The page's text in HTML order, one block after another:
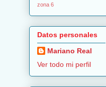
zona 6
Datos personales
Mariano Real
Ver todo mi perfil